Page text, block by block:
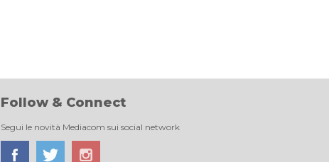
Follow & Connect
Segui le novità Mediacom sui social network